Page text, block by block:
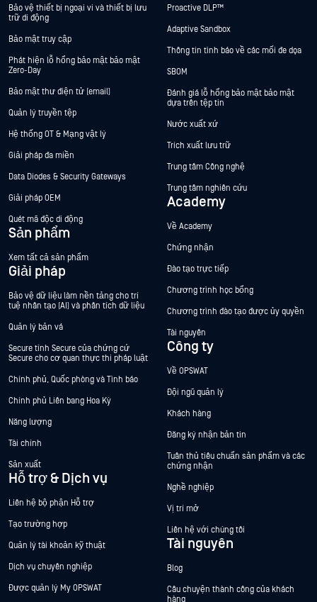
Bảo vệ thiết bị ngoại vi và thiết bị lưu
trữ di động
Bảo mật truy cập
Phát hiện lỗ hổng bảo mật bảo mật
Zero-Day
Bảo mật thư điện tử (email)
Quản lý truyền tệp
Hệ thống OT & Mạng vật lý
Giải pháp đa miền
Data Diodes & Security Gateways
Giải pháp OEM
Quét mã độc di động
Sản phẩm
Xem tất cả sản phẩm
Giải pháp
Bảo vệ dữ liệu làm nền tảng cho trí
tuệ nhân tạo (AI) và phân tích dữ liệu
Quản lý bản vá
Secure tính Secure của chứng cứ
Secure cho cơ quan thực thi pháp luật
Chính phủ, Quốc phòng và Tình báo
Chính phủ Liên bang Hoa Kỳ
Năng lượng
Tài chính
Sản xuất
Hỗ trợ & Dịch vụ
Liên hệ bộ phận Hỗ trợ
Tạo trường hợp
Quản lý tài khoản kỹ thuật
Dịch vụ chuyên nghiệp
Được quản lý My OPSWAT
Proactive DLP™
Adaptive Sandbox
Thông tin tình báo về các mối đe dọa
SBOM
Đánh giá lỗ hổng bảo mật bảo mật
dựa trên tệp tin
Nước xuất xứ
Trích xuất lưu trữ
Trung tâm Công nghệ
Trung tâm nghiên cứu
Academy
Về Academy
Chứng nhận
Đào tạo trực tiếp
Chương trình học bổng
Chương trình đào tạo được ủy quyền
Tài nguyên
Công ty
Về OPSWAT
Đội ngũ quản lý
Khách hàng
Đăng ký nhận bản tin
Tuân thủ tiêu chuẩn sản phẩm và các
chứng nhận
Nghề nghiệp
Vị trí mở
Liên hệ với chúng tôi
Tài nguyên
Blog
Câu chuyện thành công của khách
hàng